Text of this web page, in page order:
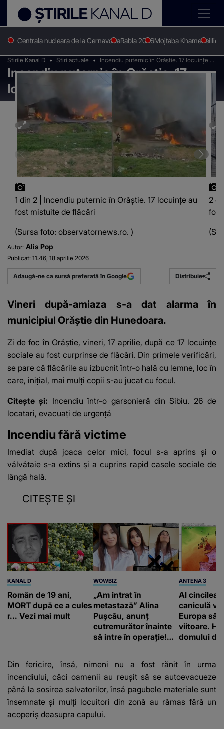
Centrala nucleara de la CernavodaRabla 2026Mojtaba KhameneiIlie
Stirile Kanal D Stiri actuale
Incendiu puternic în Orăștie. 17 locuințe au
fost mistuite de flăcări
Incendiu puternic în Orăștie. 17
locuințe au fost mistuite de flăcări
1 din 2 | Incendiu puternic în Orăștie. 17 locuințe au
fost mistuite de flăcări
(Sursa foto: observatornews.ro. )
2
Autor: Alis Pop
Publicat: 11:46, 18 aprilie 2026
Adaugă-ne ca sursă preferată în Google Distribuie
Vineri după-amiaza s-a dat alarma în
municipiul Orăştie din Hunedoara.
Zi de foc în Orăștie, vineri, 17 aprilie, după ce 17 locuințe
sociale au fost curprinse de flăcări. Din primele verificări,
se pare că flăcările au izbucnit într-o hală cu lemne, loc în
care, inițial, mai mulți copii s-au jucat cu focul.
Citește și: Incendiu într-o garsonieră din Sibiu. 26 de
locatari, evacuați de urgență
Incendiu fără victime
Imediat după joaca celor mici, focul s-a aprins și o
vălvătaie s-a extins și a cuprins rapid casele sociale de
lângă hală.
CITEȘTE ȘI
KANAL D
Român de 19 ani,
MORT după ce a cules
r... Vezi mai mult
WOWBIZ
„Am intrat în
metastază” Alina
Pușcău, anunț
cutremurător înainte
să intre în operație!
fanilor
ANTENA 3
Al cincilea
caniculă
Europa
viitoare.
domului de
Din fericire, însă, nimeni nu a fost rănit în urma
incendiului, căci oamenii au reușit să se autoevacueze
până la sosirea salvatorilor, însă pagubele materiale sunt
însemnate și mulți locuitori din zonă au rămas fără un
acoperiș deasupra capului.